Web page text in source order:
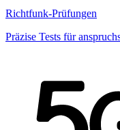
Richtfunk-Prüfungen
Präzise Tests für